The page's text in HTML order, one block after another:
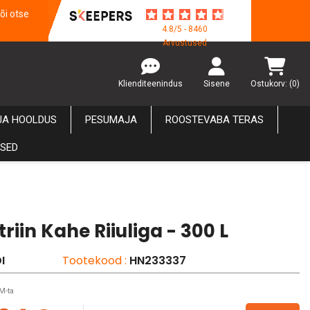
otse
4.8/5 - 8460
Arvustused
Klienditeenindus Sisene Ostukorv: (0)
HOOLDUS PESUMAJA ROOSTEVABA TERAS
Kahe Riiuliga - 300 L
Tootekood : HN233337
ta